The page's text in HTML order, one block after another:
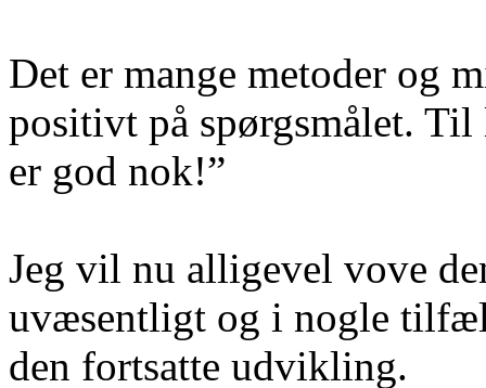
Det er mange metoder og
positivt på spørgsmålet. Til
er god nok!”
Jeg vil nu alligevel vove
uvæsentligt og i nogle
den fortsatte udvikling.